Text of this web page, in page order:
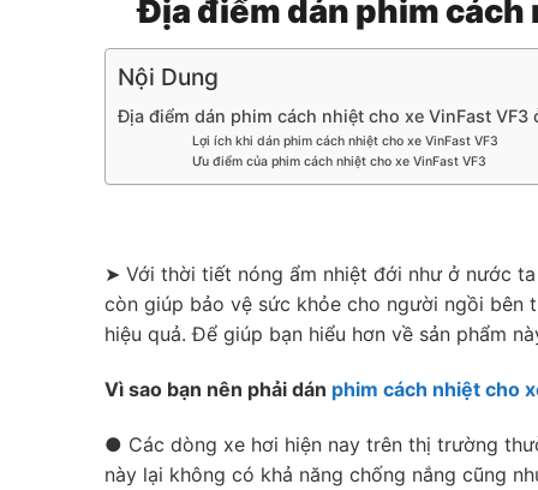
Địa điểm dán phim cách
Nội Dung
Địa điểm dán phim cách nhiệt cho xe VinFast
Lợi ích khi dán phim cách nhiệt cho xe VinFast VF3
Ưu điểm của phim cách nhiệt cho xe VinFast VF3
➤ Với thời tiết nóng ẩm nhiệt đới như ở nước
còn giúp bảo vệ sức khỏe cho người ngồi bên
hiệu quả. Để giúp bạn hiểu hơn về sản phẩm
Vì sao bạn nên phải dán phim cách nhiệt cho
● Các dòng xe hơi hiện nay trên thị trường
này lại không có khả năng chống nắng cũng